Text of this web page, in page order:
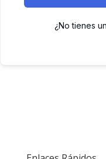
¿No tienes